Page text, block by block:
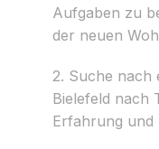
Aufgaben zu
der neuen
2. Suche nach
Bielefeld nach
Erfahrung und